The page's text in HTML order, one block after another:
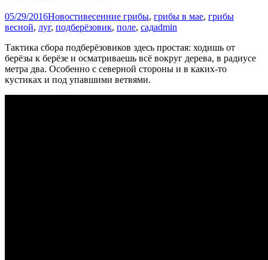
05/29/2016Новостивесенние грибы, грибы в мае, грибы
весной, луг, подберёзовик, поле, садadmin
Тактика сбора подберёзовиков здесь простая: ходишь от
берёзы к берёзе и осматриваешь всё вокруг дерева, в радиусе
метра два. Особенно с северной стороны и в каких-то
кустиках и под упавшими ветвями.